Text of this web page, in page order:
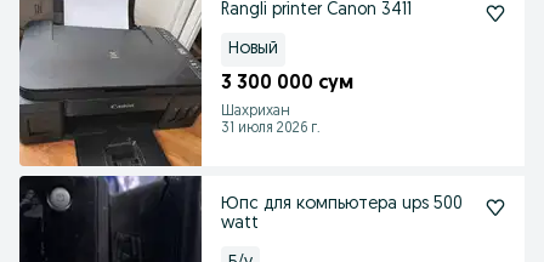
Rangli printer Canon 3411
Новый
3 300 000 сум
Шахрихан
31 июля 2026 г.
Юпс для компьютера ups 500
watt